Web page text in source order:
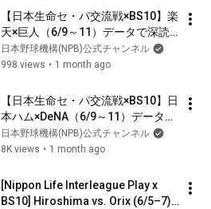
【日本生命セ・パ交流戦×BS10】楽
天×巨人（6/9～11）データで深読
み！ハイライト
日本野球機構(NPB)公式チャンネル
998 views • 1 month ago
【日本生命セ・パ交流戦×BS10】日
本ハム×DeNA（6/9～11）データで
深読み！ハイライト
日本野球機構(NPB)公式チャンネル
8K views • 1 month ago
[Nippon Life Interleague Play x
BS10] Hiroshima vs. Orix (6/5–7)